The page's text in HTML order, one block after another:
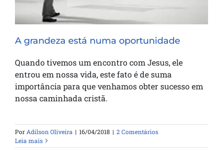
A grandeza está numa oportunidade
Quando tivemos um encontro com Jesus, ele
entrou em nossa vida, este fato é de suma
importância para que venhamos obter sucesso em
nossa caminhada cristã.
Por Adilson Oliveira | 16/04/2018 | 2 Comentários
Leia mais